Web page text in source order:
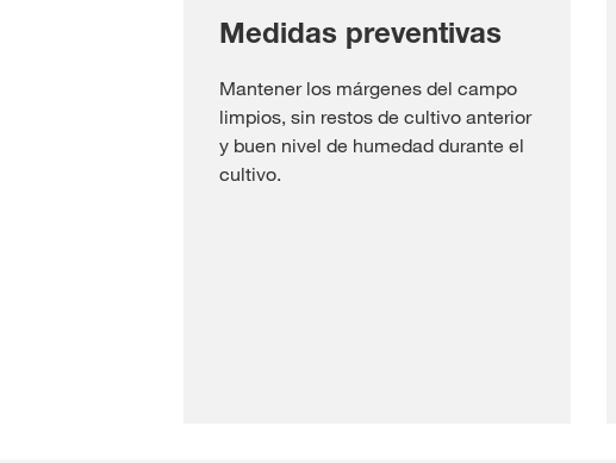
Medidas preventivas
Mantener los márgenes del campo
limpios, sin restos de cultivo anterior
y buen nivel de humedad durante el
cultivo.